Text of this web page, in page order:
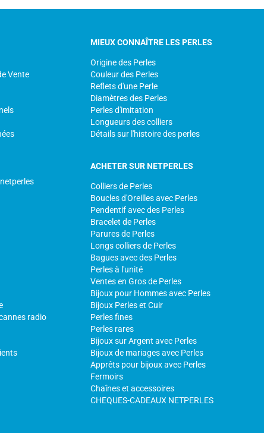
Vente
radio
MIEUX CONNAÎTRE LES PERLES
Origine des Perles
Couleur des Perles
Reflets d'une Perle
Diamètres des Perles
Perles d'imitation
Longueurs des colliers
Détails sur l'histoire des perles
ACHETER SUR NETPERLES
Colliers de Perles
Boucles d'Oreilles avec Perles
Pendentif avec des Perles
Bracelet de Perles
Parures de Perles
Longs colliers de Perles
Bagues avec des Perles
Perles à l'unité
Ventes en Gros de Perles
Bijoux pour Hommes avec Perles
Bijoux Perles et Cuir
Perles fines
Perles rares
Bijoux sur Argent avec Perles
Bijoux de mariages avec Perles
Apprêts pour bijoux avec Perles
Fermoirs
Chaînes et accessoires
CHEQUES-CADEAUX NETPERLES